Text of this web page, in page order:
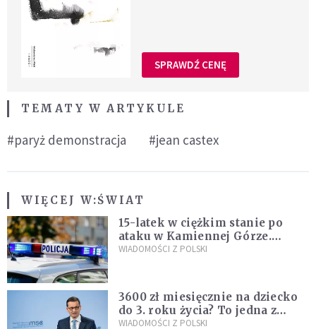
SPRAWDŹ CENĘ
TEMATY W ARTYKULE
#paryż demonstracja #jean castex
WIĘCEJ W:ŚWIAT
15-latek w ciężkim stanie po
ataku w Kamiennej Górze.
Policja zatrzymała dwóch
WIADOMOŚCI Z POLSKI
3600 zł miesięcznie na dziecko
do 3. roku życia? To jedna z
propozycji programu "Rozwój
WIADOMOŚCI Z POLSKI